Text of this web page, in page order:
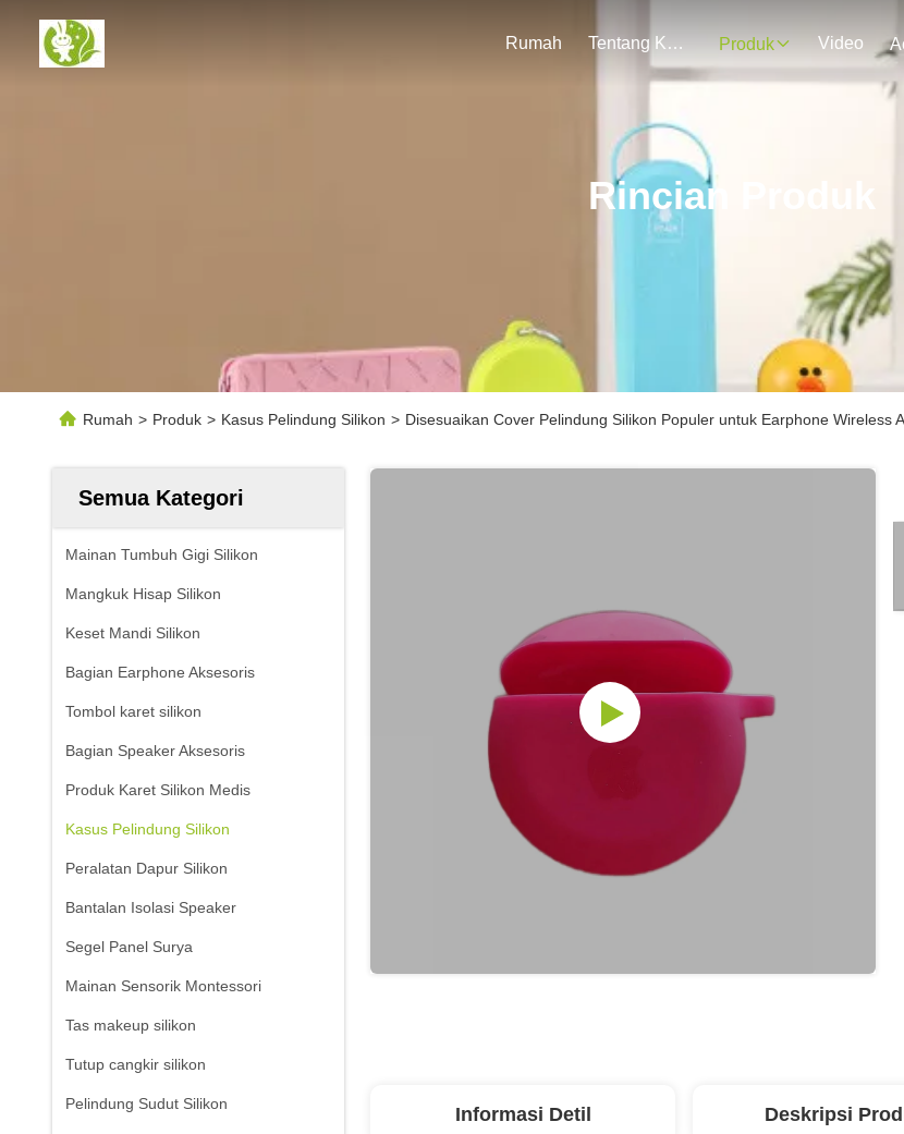
Rumah Tentang Kami Produk Video
Rincian Produk
Rumah > Produk > Kasus Pelindung Silikon > Disesuaikan Cover Pelindung Silikon Populer untuk Earphone Wireless
Semua Kategori
Mainan Tumbuh Gigi Silikon
Mangkuk Hisap Silikon
Keset Mandi Silikon
Bagian Earphone Aksesoris
Tombol karet silikon
Bagian Speaker Aksesoris
Produk Karet Silikon Medis
Kasus Pelindung Silikon
Peralatan Dapur Silikon
Bantalan Isolasi Speaker
Segel Panel Surya
Mainan Sensorik Montessori
Tas makeup silikon
Tutup cangkir silikon
Pelindung Sudut Silikon Informasi Detil Deskripsi